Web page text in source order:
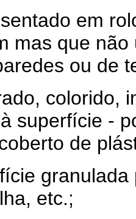
em
mas que
ou de
colorido,
superfície -
de
etc.;